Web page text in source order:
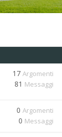
17 Argomenti
81 Messaggi
0 Argomenti
0 Messaggi